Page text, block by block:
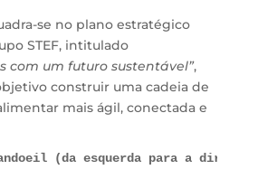
se no plano estratégico
STEF, intitulado
com um futuro sustentável”,
construir uma cadeia de
mais ágil, conectada e
(da esquerda para a